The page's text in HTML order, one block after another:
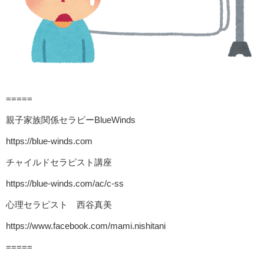
=====
親子家族関係セラピーBlueWinds
https://blue-winds.com
チャイルドセラピスト講座
https://blue-winds.com/ac/c-ss
心理セラピスト 西谷真美
https://www.facebook.com/mami.nishitani
=====